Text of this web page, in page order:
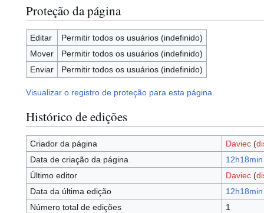
Proteção da página
Editar
Permitir todos os usuários (indefinido)
Mover
Permitir todos os usuários (indefinido)
Enviar
Permitir todos os usuários (indefinido)
Visualizar o registro de proteção para esta página.
Histórico de edições
Criador da página Daviec (
Data de criação da página
Último editor
Daviec (
Data da última edição
Número total de edições
1